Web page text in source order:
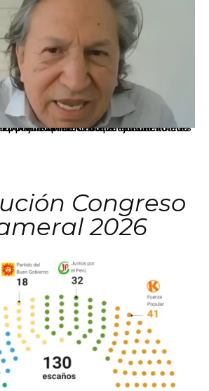
de indulto presentada por el expresidente Alejandro Toledo será evaluada por la Comisión de Gracias Presidenciales conforme al procedimiento establecido.
Congreso
2026